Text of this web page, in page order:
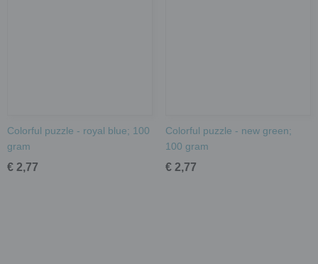
Colorful puzzle - royal blue; 100
gram
€ 2,77
Colorful puzzle - new green;
100 gram
€ 2,77